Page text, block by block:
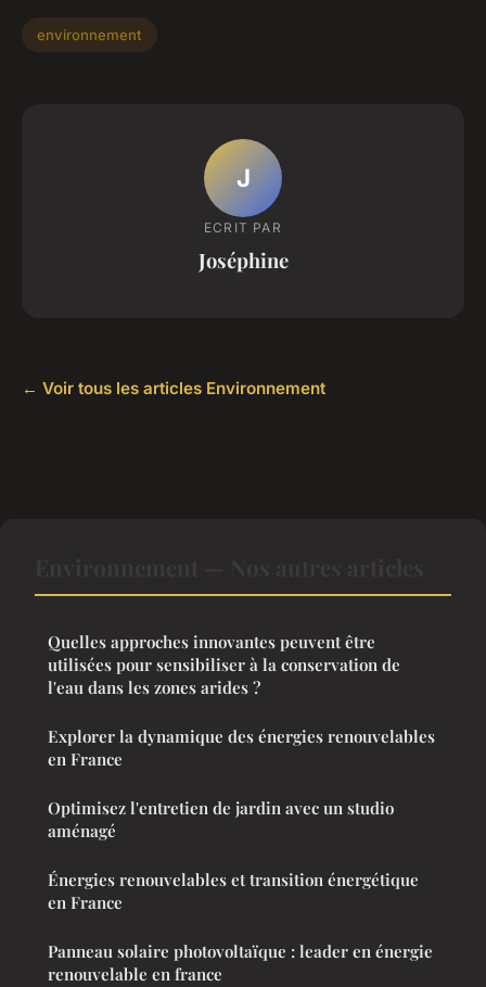
environnement
J
ECRIT PAR
Joséphine
← Voir tous les articles Environnement
Quelles approches innovantes peuvent être
utilisées pour sensibiliser à la conservation de
l'eau dans les zones arides ?
Explorer la dynamique des énergies renouvelables
en France
Optimisez l'entretien de jardin avec un studio
aménagé
Énergies renouvelables et transition énergétique
en France
Panneau solaire photovoltaïque : leader en énergie
renouvelable en france